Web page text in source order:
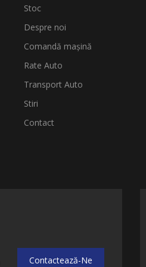
Stoc
Despre noi
Comandă mașină
Rate Auto
Transport Auto
Stiri
Contact
Contactează-Ne